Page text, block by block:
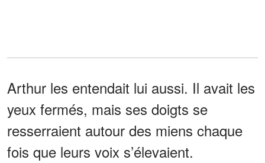
Arthur les entendait lui aussi. Il avait les
yeux fermés, mais ses doigts se
resserraient autour des miens chaque
fois que leurs voix s’élevaient.